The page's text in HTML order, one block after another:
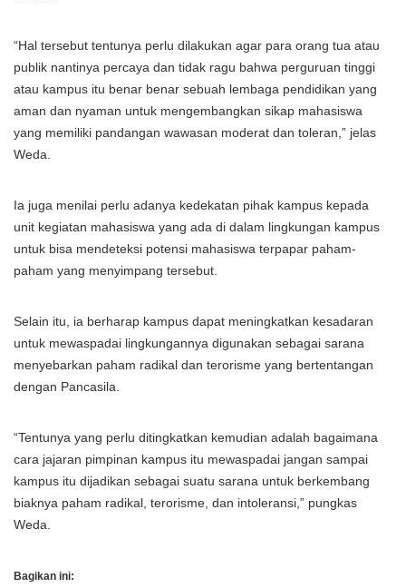
“Hal tersebut tentunya perlu dilakukan agar para orang tua atau
publik nantinya percaya dan tidak ragu bahwa perguruan tinggi
atau kampus itu benar benar sebuah lembaga pendidikan yang
aman dan nyaman untuk mengembangkan sikap mahasiswa
yang memiliki pandangan wawasan moderat dan toleran,” jelas
Weda.
Ia juga menilai perlu adanya kedekatan pihak kampus kepada
unit kegiatan mahasiswa yang ada di dalam lingkungan kampus
untuk bisa mendeteksi potensi mahasiswa terpapar paham-
paham yang menyimpang tersebut.
Selain itu, ia berharap kampus dapat meningkatkan kesadaran
untuk mewaspadai lingkungannya digunakan sebagai sarana
menyebarkan paham radikal dan terorisme yang bertentangan
dengan Pancasila.
“Tentunya yang perlu ditingkatkan kemudian adalah bagaimana
cara jajaran pimpinan kampus itu mewaspadai jangan sampai
kampus itu dijadikan sebagai suatu sarana untuk berkembang
biaknya paham radikal, terorisme, dan intoleransi,” pungkas
Weda.
Bagikan ini: